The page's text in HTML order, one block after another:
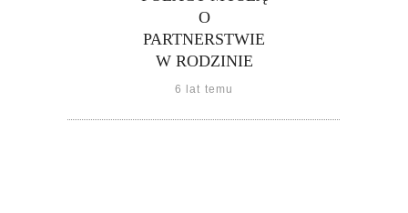
O
PARTNERSTWIE
W RODZINIE
6 lat temu